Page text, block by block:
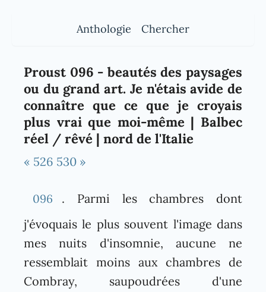
Anthologie Chercher
Proust 096 - beautés des paysages
ou du grand art. Je n'étais avide de
connaître que ce que je croyais
plus vrai que moi-même | Balbec
réel / rêvé | nord de l'Italie
« 526 530 »
096
. Parmi les chambres dont
j'évoquais le plus souvent l'image dans
mes nuits d'insomnie, aucune ne
ressemblait moins aux chambres de
Combray, saupoudrées d'une